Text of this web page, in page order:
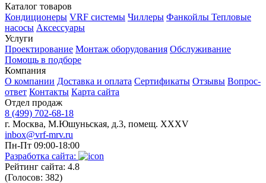
Каталог товаров
Кондиционеры VRF системы Чиллеры Фанкойлы Тепловые
насосы Аксессуары
Услуги
Проектирование Монтаж оборудования Обслуживание
Помощь в подборе
Компания
О компании Доставка и оплата Сертификаты Отзывы Вопрос-
ответ Контакты Карта сайта
Отдел продаж
8 (499) 702-68-18
г. Москва, М.Юшуньская, д.3, помещ. XXXV
inbox@vrf-mrv.ru
Пн-Пт 09:00-18:00
Разработка сайта:
Рейтинг сайта: 4.8
(Голосов: 382)